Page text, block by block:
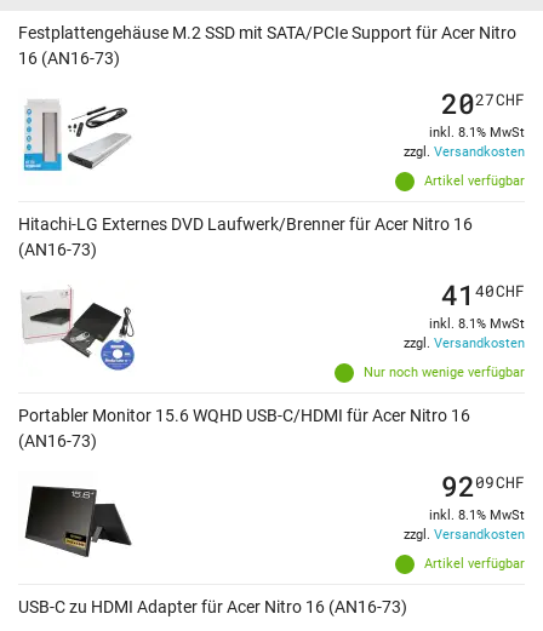
Festplattengehäuse M.2 SSD mit SATA/PCIe Support für Acer Nitro
16 (AN16-73)
Artikel verfügbar
2027CHF
inkl. 8.1% MwSt
zzgl. Versandkosten
Hitachi-LG Externes DVD Laufwerk/Brenner für Acer Nitro 16
(AN16-73)
Nur noch wenige verfügbar
41 40CHF
inkl. 8.1% MwSt
zzgl. Versandkosten
Portabler Monitor 15.6 WQHD USB-C/HDMI für Acer Nitro 16
(AN16-73)
Artikel verfügbar
9209CHF
inkl. 8.1% MwSt
zzgl. Versandkosten
USB-C zu HDMI Adapter für Acer Nitro 16 (AN16-73)